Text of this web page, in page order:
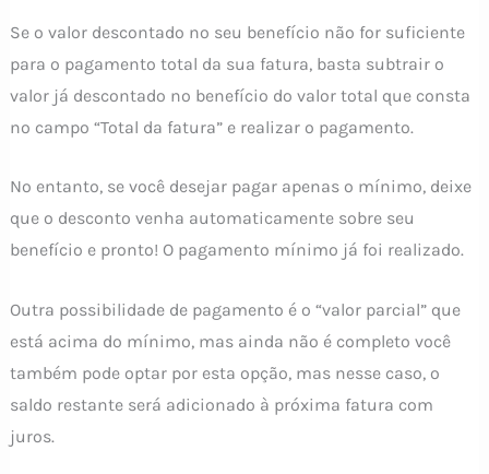
Se o valor descontado no seu benefício não for suficiente
para o pagamento total da sua fatura, basta subtrair o
valor já descontado no benefício do valor total que consta
no campo “Total da fatura” e realizar o pagamento.
No entanto, se você desejar pagar apenas o mínimo, deixe
que o desconto venha automaticamente sobre seu
benefício e pronto! O pagamento mínimo já foi realizado.
Outra possibilidade de pagamento é o “valor parcial” que
está acima do mínimo, mas ainda não é completo você
também pode optar por esta opção, mas nesse caso, o
saldo restante será adicionado à próxima fatura com
juros.